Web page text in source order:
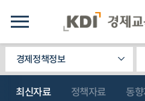
경제정책정보
최신자료 정책자료 동